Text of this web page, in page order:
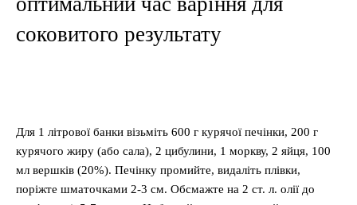
соковитого результату
Для 1 літрової банки візьміть 600 г курячої печінки, 200 г
курячого жиру (або сала), 2 цибулини, 1 моркву, 2 яйця, 100
мл вершків (20%). Печінку промийте, видаліть плівки,
поріжте шматочками 2-3 см. Обсмажте на 2 ст. л. олії до